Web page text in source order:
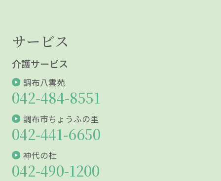
サービス
介護サービス
調布八雲苑
042-484-8551
調布市ちょうふの里
042-441-6650
神代の杜
042-490-1200